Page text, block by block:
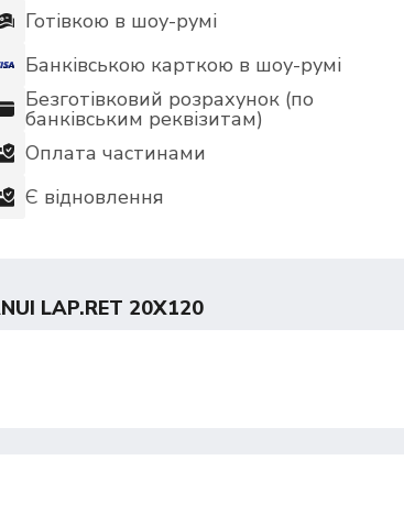
Готівкою в шоу-румі
Банківською карткою в шоу-румі
Безготівковий розрахунок (по
банківським реквізитам)
Оплата частинами
Є відновлення
LAP.RET 20Х120